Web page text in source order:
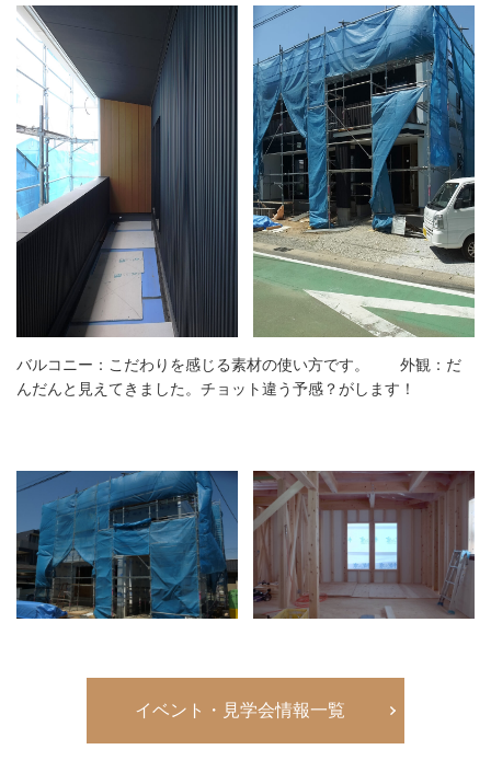
バルコニー：こだわりを感じる素材の使い方です。 外観：だ
んだんと見えてきました。チョット違う予感？がします！
イベント・見学会情報一覧